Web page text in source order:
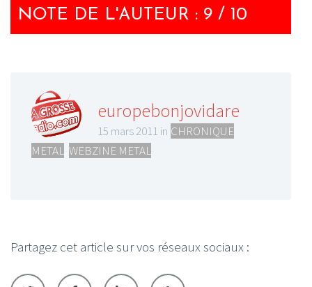
NOTE DE L'AUTEUR : 9 / 10
europebonjovidare
15 mars 2011 in CHRONIQUE
METAL WEBZINE METAL
Partagez cet article sur vos réseaux sociaux :